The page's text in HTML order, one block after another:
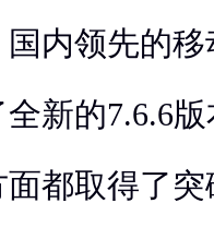
内领先的
新的7.6.6
都取得了